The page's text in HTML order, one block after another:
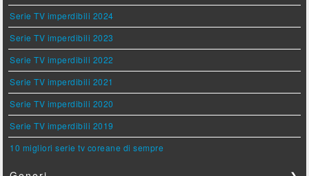
Serie TV imperdibili 2024
Serie TV imperdibili 2023
Serie TV imperdibili 2022
Serie TV imperdibili 2021
Serie TV imperdibili 2020
Serie TV imperdibili 2019
10 migliori serie tv coreane di sempre